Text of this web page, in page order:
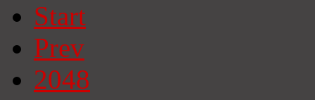
Start
Prev
2048